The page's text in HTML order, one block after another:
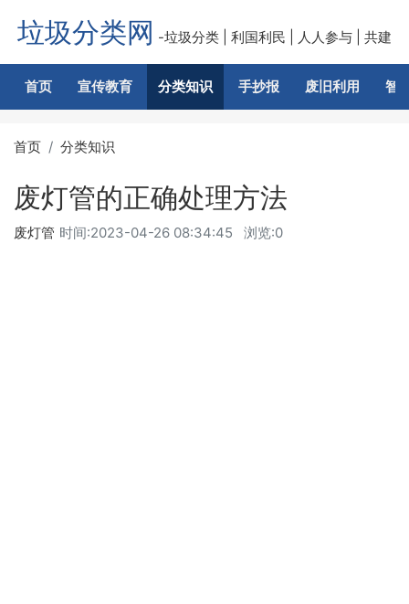
垃圾分类网 -垃圾分类 | 利国利民 | 人人参与 | 共建
首页 宣传教育 分类知识 手抄报 废旧利用 智
首页 分类知识
废灯管的正确处理方法
时间:2023-04-26 08:34:45 浏览:0
废灯管